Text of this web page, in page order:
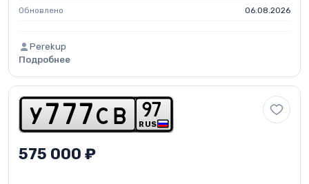
Обновлено 06.08.2026
Perekup
Подробнее
y 7 7 7 c b RUS
97
575 000 ₽